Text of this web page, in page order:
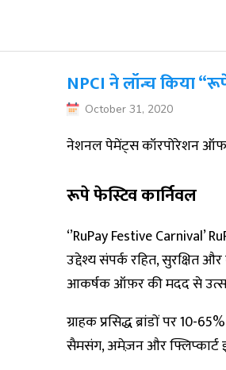
NPCI ने लॉन्च किया
October 31, 2020
नेशनल पेमेंट्स कॉरपोरेशन ऑफ
रूपे फेस्टिव कार्निवल
‘’RuPay Festive
उद्देश्य संपर्क रहित, सुरक्षित
आकर्षक ऑफ़र की मदद से
ग्राहक प्रसिद्ध ब्रांडों पर
सैमसंग, अमेज़न और फ्लिप्कार्ट